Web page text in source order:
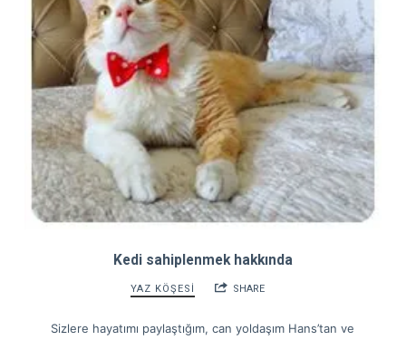
Kedi sahiplenmek hakkında
YAZ KÖŞESİ SHARE
Sizlere hayatımı paylaştığım, can yoldaşım Hans’tan ve